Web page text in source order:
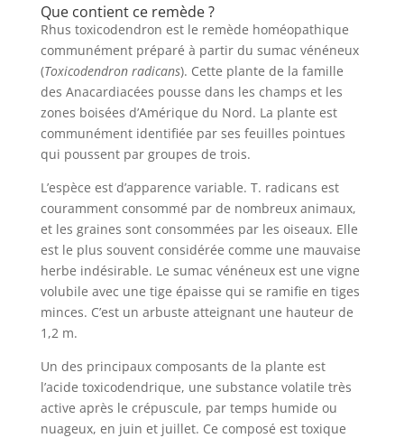
Que contient ce remède ?
Rhus toxicodendron est le remède homéopathique
communément préparé à partir du sumac vénéneux
(Toxicodendron radicans). Cette plante de la famille
des Anacardiacées pousse dans les champs et les
zones boisées d’Amérique du Nord. La plante est
communément identifiée par ses feuilles pointues
qui poussent par groupes de trois.
L’espèce est d’apparence variable. T. radicans est
couramment consommé par de nombreux animaux,
et les graines sont consommées par les oiseaux. Elle
est le plus souvent considérée comme une mauvaise
herbe indésirable. Le sumac vénéneux est une vigne
volubile avec une tige épaisse qui se ramifie en tiges
minces. C’est un arbuste atteignant une hauteur de
1,2 m.
Un des principaux composants de la plante est
l’acide toxicodendrique, une substance volatile très
active après le crépuscule, par temps humide ou
nuageux, en juin et juillet. Ce composé est toxique